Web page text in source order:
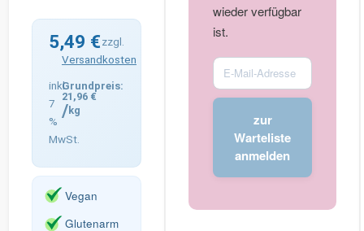
5,49 €
inkl.
7
%
MwSt.
zzgl.
Versandkosten
21,96 €
/ kg
Vegan
Glutenarm
wieder verfügbar
ist.
Enter
your
email
address
waitlist
zur
Warteliste
anmelden